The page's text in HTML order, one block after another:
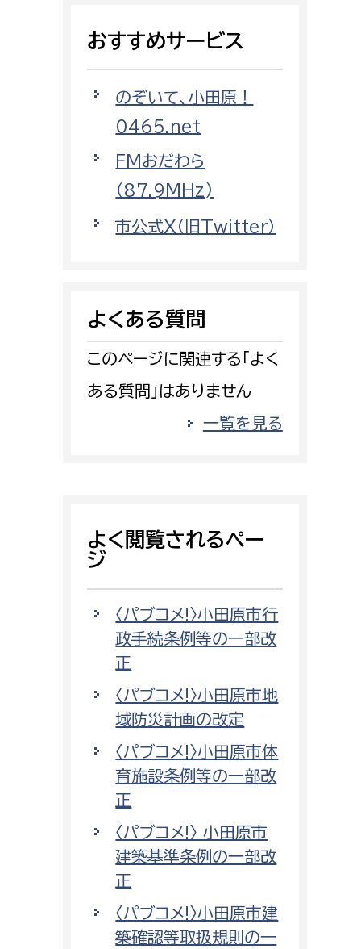
消防総務課
予防課
警防計画課
救急課
情報司令課
監査事務局
監査事務局
おすすめサービス
のぞいて、小田原！
0465.net
FMおだわら
（87.9MHz)
市公式X（旧Twitter）
よくある質問
このページに関連する「よく
ある質問」はありません
一覧を見る
よく閲覧されるペー
ジ
〈パブコメ!〉小田原市行
政手続条例等の一部改
正
〈パブコメ!〉小田原市地
域防災計画の改定
〈パブコメ!〉小田原市体
育施設条例等の一部改
正
〈パブコメ!〉 小田原市
建築基準条例の一部改
正
〈パブコメ!〉小田原市建
築確認等取扱規則の一